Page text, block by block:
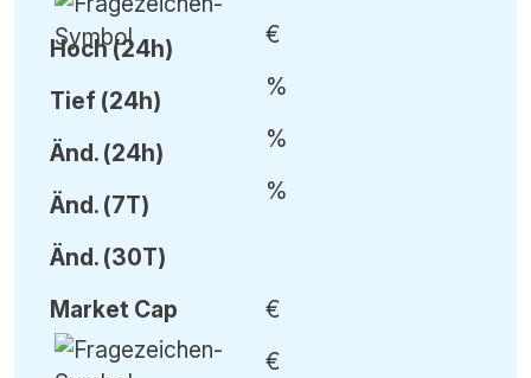
Hoch (24h)
Tief (24h)
Änd. (24h)
Änd. (7T)
Änd. (30T)
€
%
%
%
Market Cap
€
€